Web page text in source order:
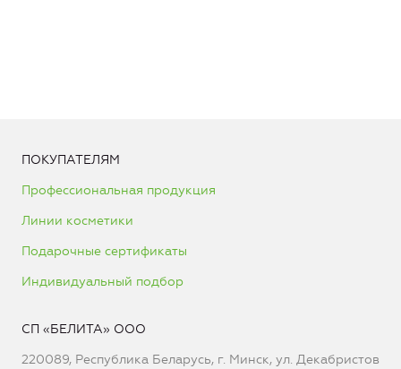
ПОКУПАТЕЛЯМ
Профессиональная продукция
Линии косметики
Подарочные сертификаты
Индивидуальный подбор
СП «БЕЛИТА» ООО
220089, Республика Беларусь, г. Минск, ул. Декабристов